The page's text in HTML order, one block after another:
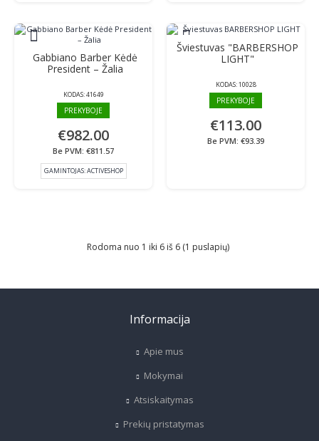
Gabbiano Barber Kėdė
President – Žalia
KODAS:41649
PREKYBOJE
€982.00
Be PVM: €811.57
GAMINTOJAS:ACTIVESHOP
Šviestuvas "BARBERSHOP
LIGHT"
KODAS:10028
PREKYBOJE
€113.00
Be PVM: €93.39
Rodoma nuo 1 iki 6 iš 6 (1 puslapių)
Informacija
Apie mus
Mokymai
Atsiskaitymas
Prekių pristatymas